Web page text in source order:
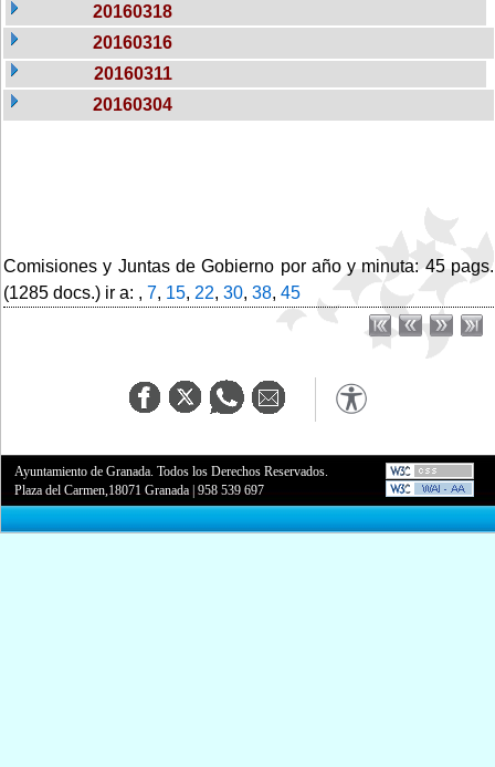
20160318
20160316
20160311
20160304
Comisiones y Juntas de Gobierno por año y minuta: 45 pags.
(1285 docs.) ir a: , 7, 15, 22, 30, 38, 45
Ayuntamiento de Granada. Todos los Derechos Reservados.
Plaza del Carmen,18071 Granada |958 539 697